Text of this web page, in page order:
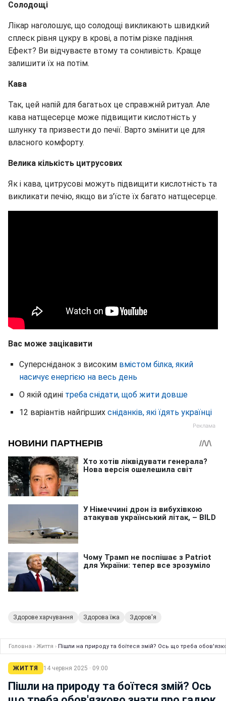
Солодощі
Лікар наголошує, що солодощі викликають швидкий
сплеск рівня цукру в крові, а потім різке падіння.
Ефект? Ви відчуваєте втому та сонливість. Краще
залишити їх на потім.
Кава
Так, цей напій для багатьох це справжній ритуал. Але
кава натщесерце може підвищити кислотність у
шлунку та призвести до печії. Варто змінити це для
власного комфорту.
Велика кількість цитрусових
Як і кава, цитрусові можуть підвищити кислотність та
викликати печію, якщо ви з'їсте їх багато натщесерце.
Вас може зацікавити
Суперсніданок з високим вмістом білка, який
насичує енергією на весь день
О якій одині треба снідати, щоб жити довше
12 варіантів найгірших сніданків, які їдять українці
Здорове харчування Здорова їжа Здоров'я
Головна › Життя › Пішли на природу та боїтеся змій? Ось що треба
ЖИТТЯ 14 червня 2025 · 09:00
Пішли на природу та боїтеся змій? Ось